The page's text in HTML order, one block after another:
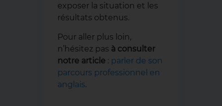
exposer la situation et les
résultats obtenus.
Pour aller plus loin,
n’hésitez pas à consulter
notre article : parler de son
parcours professionnel en
anglais.